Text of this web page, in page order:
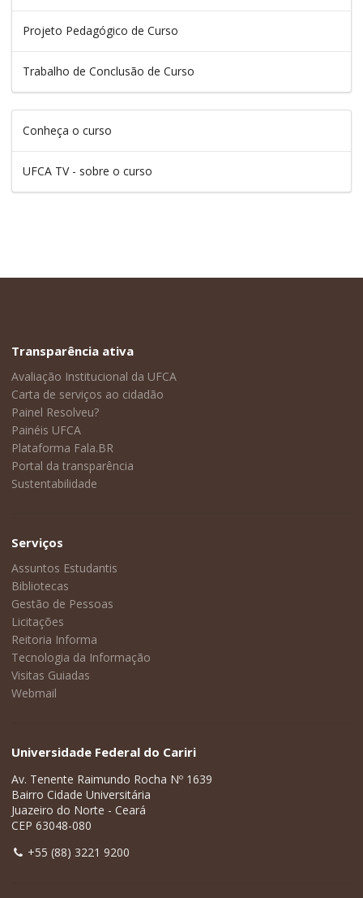
Projeto Pedagógico de Curso
Trabalho de Conclusão de Curso
Conheça o curso
UFCA TV - sobre o curso
Transparência ativa
Avaliação Institucional da UFCA
Carta de serviços ao cidadão
Painel Resolveu?
Painéis UFCA
Plataforma Fala.BR
Portal da transparência
Sustentabilidade
Serviços
Assuntos Estudantis
Bibliotecas
Gestão de Pessoas
Licitações
Reitoria Informa
Tecnologia da Informação
Visitas Guiadas
Webmail
Universidade Federal do Cariri
Av. Tenente Raimundo Rocha Nº 1639
Bairro Cidade Universitária
Juazeiro do Norte - Ceará
CEP 63048-080
+55 (88) 3221 9200